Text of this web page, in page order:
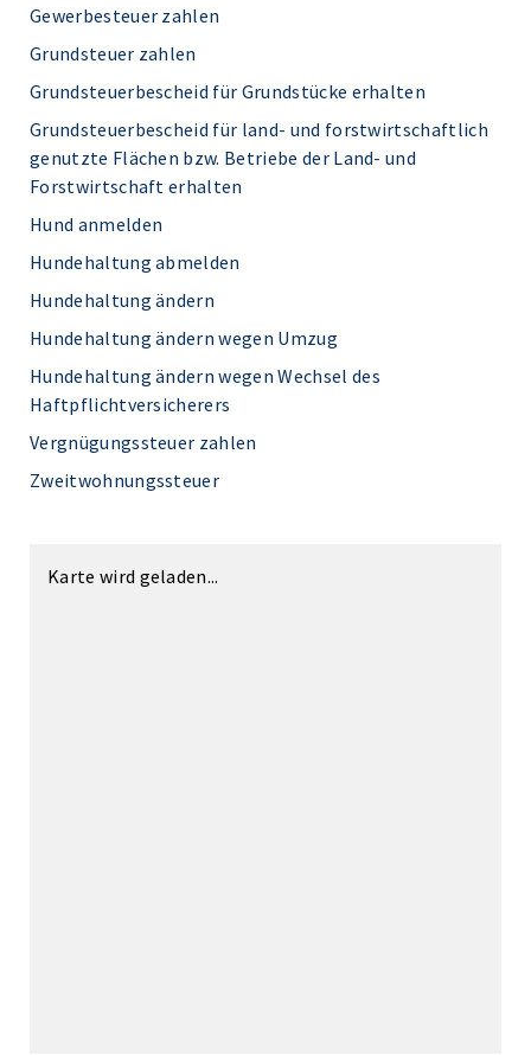
Gewerbesteuer zahlen
Grundsteuer zahlen
Grundsteuerbescheid für Grundstücke erhalten
Grundsteuerbescheid für land- und forstwirtschaftlich
genutzte Flächen bzw. Betriebe der Land- und
Forstwirtschaft erhalten
Hund anmelden
Hundehaltung abmelden
Hundehaltung ändern
Hundehaltung ändern wegen Umzug
Hundehaltung ändern wegen Wechsel des
Haftpflichtversicherers
Vergnügungssteuer zahlen
Zweitwohnungssteuer
Karte wird geladen...